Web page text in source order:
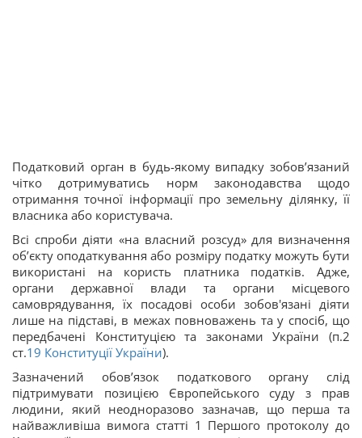
Податковий орган в будь-якому випадку зобов’язаний
чітко дотримуватись норм законодавства щодо
отримання точної інформації про земельну ділянку, її
власника або користувача.
Всі спроби діяти «на власний розсуд» для визначення
об’єкту оподаткування або розміру податку можуть бути
використані на користь платника податків. Адже,
органи державної влади та органи місцевого
самоврядування, їх посадові особи зобов'язані діяти
лише на підставі, в межах повноважень та у спосіб, що
передбачені Конституцією та законами України (п.2
ст.19 Конституції України).
Зазначений обов’язок податкового органу слід
підтримувати позицією Європейського суду з прав
людини, який неодноразово зазначав, що перша та
найважливіша вимога статті 1 Першого протоколу до